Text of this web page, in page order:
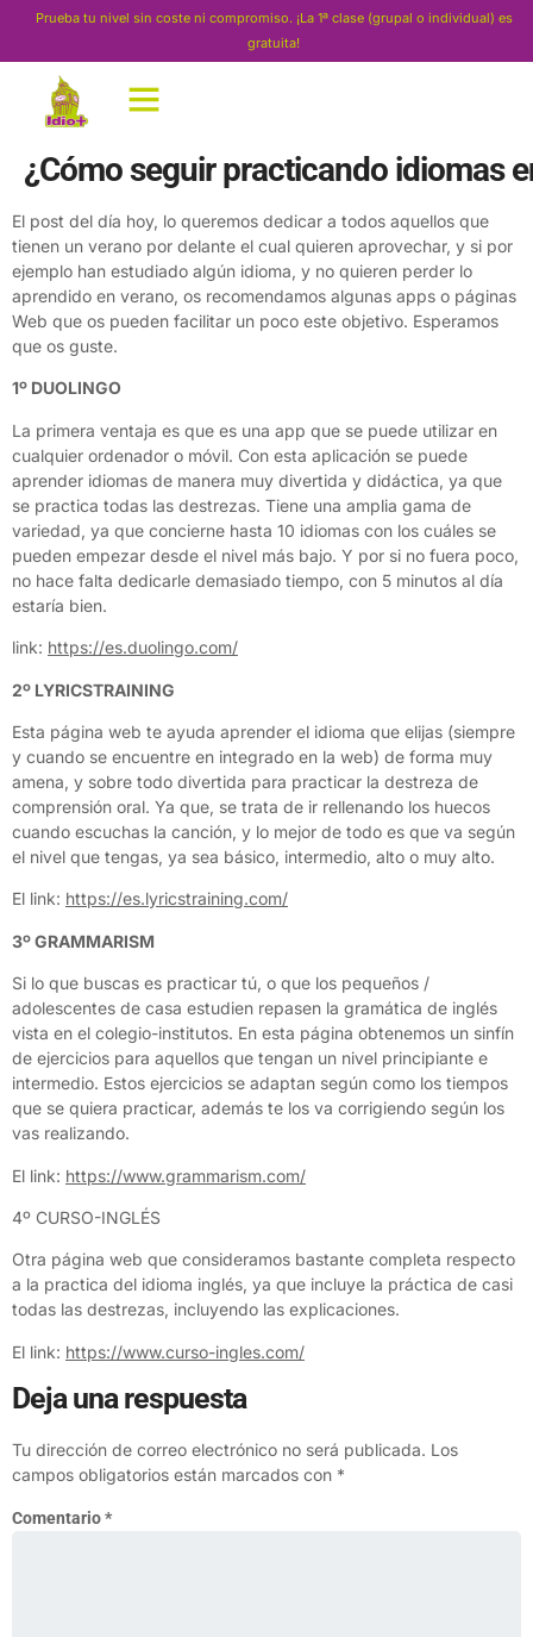
Prueba tu nivel sin coste ni compromiso. ¡La 1ª clase (grupal o individual) es
gratuita!
¿Cómo seguir practicando idiomas
El post del día hoy, lo queremos dedicar a todos aquellos que
tienen un verano por delante el cual quieren aprovechar, y si por
ejemplo han estudiado algún idioma, y no quieren perder lo
aprendido en verano, os recomendamos algunas apps o páginas
Web que os pueden facilitar un poco este objetivo. Esperamos
que os guste.
1º DUOLINGO
La primera ventaja es que es una app que se puede utilizar en
cualquier ordenador o móvil. Con esta aplicación se puede
aprender idiomas de manera muy divertida y didáctica, ya que
se practica todas las destrezas. Tiene una amplia gama de
variedad, ya que concierne hasta 10 idiomas con los cuáles se
pueden empezar desde el nivel más bajo. Y por si no fuera poco,
no hace falta dedicarle demasiado tiempo, con 5 minutos al día
estaría bien.
link: https://es.duolingo.com/
2º LYRICSTRAINING
Esta página web te ayuda aprender el idioma que elijas (siempre
y cuando se encuentre en integrado en la web) de forma muy
amena, y sobre todo divertida para practicar la destreza de
comprensión oral. Ya que, se trata de ir rellenando los huecos
cuando escuchas la canción, y lo mejor de todo es que va según
el nivel que tengas, ya sea básico, intermedio, alto o muy alto.
El link: https://es.lyricstraining.com/
3º GRAMMARISM
Si lo que buscas es practicar tú, o que los pequeños /
adolescentes de casa estudien repasen la gramática de inglés
vista en el colegio-institutos. En esta página obtenemos un sinfín
de ejercicios para aquellos que tengan un nivel principiante e
intermedio. Estos ejercicios se adaptan según como los tiempos
que se quiera practicar, además te los va corrigiendo según los
vas realizando.
El link: https://www.grammarism.com/
4º CURSO-INGLÉS
Otra página web que consideramos bastante completa respecto
a la practica del idioma inglés, ya que incluye la práctica de casi
todas las destrezas, incluyendo las explicaciones.
El link: https://www.curso-ingles.com/
Deja una respuesta
Tu dirección de correo electrónico no será publicada. Los
campos obligatorios están marcados con *
Comentario*